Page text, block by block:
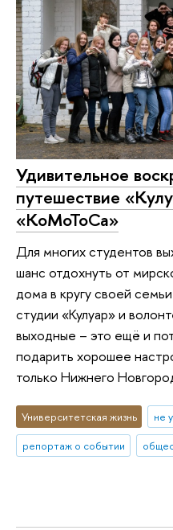
Удивительное
путешествие
«КоМоТоСа»
Для многих студентов
шанс отдохнуть от
дома в кругу своей
студии «Кулуар» и
выходные – это ещё и
подарить хорошее
только Нижнего
Университетская жизнь не
репортаж о событии